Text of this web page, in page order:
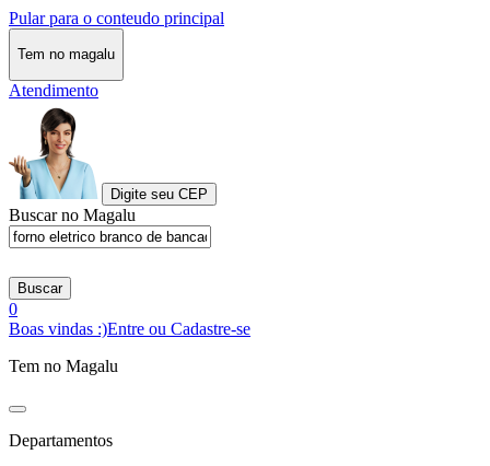
Pular para o conteudo principal
Tem no magalu
Atendimento
Digite seu CEP
Buscar no Magalu
Buscar
0
Boas vindas :)Entre ou Cadastre-se
Tem no Magalu
Departamentos